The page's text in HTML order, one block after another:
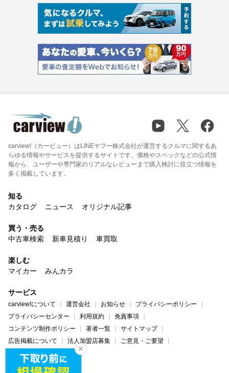
carview!（カービュー）はLINEヤフー株式会社が運営するクルマに関するあ
らゆる情報やサービスを提供するサイトです。価格やスペックなどの公式情
報から、ユーザーや専門家のリアルなレビューまで購入検討に役立つ情報を
多く掲載しています。
知る
カタログ
ニュース オリジナル記事
買う・売る
中古車検索
新車見積り 車買取
楽しむ
マイカー
みんカラ
サービス
carview!について 運営会社 お知らせ
プライバシーポリシー
プライバシーセンター
利用規約
免責事項
コンテンツ制作ポリシー
著者一覧
サイトマップ
広告掲載について
法人加盟店募集
ご意見・ご要望
ヘルプ・お問い合わせ